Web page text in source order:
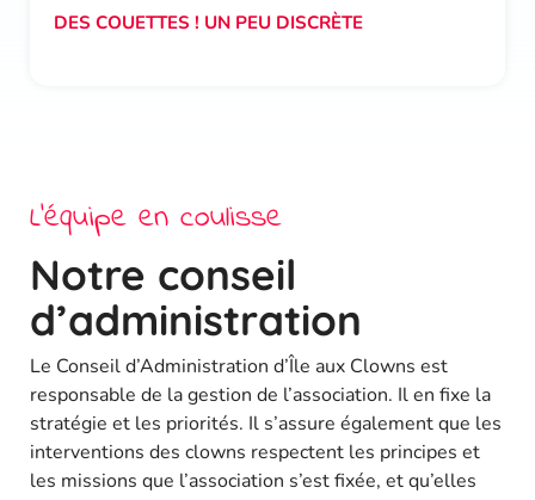
DES COUETTES ! UN PEU DISCRÈTE
L’équipe en coulisse
Notre conseil
d’administration
Le Conseil d’Administration d’Île aux Clowns est
responsable de la gestion de l’association. Il en fixe la
stratégie et les priorités. Il s’assure également que les
interventions des clowns respectent les principes et
les missions que l’association s’est fixée, et qu’elles